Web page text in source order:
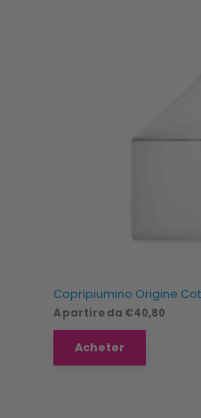
Copripiumino Origine
A partire da €40,80
Acheter